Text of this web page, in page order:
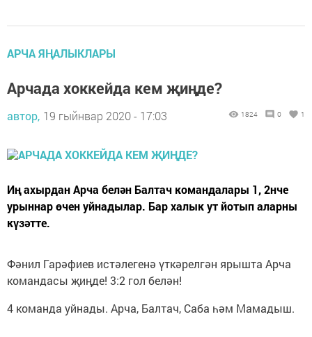
АРЧА ЯҢАЛЫКЛАРЫ
Арчада хоккейда кем җиңде?
автор, 19 гыйнвар 2020 - 17:03 1824 0 1
Иң ахырдан Арча белән Балтач командалары 1, 2нче
урыннар өчен уйнадылар. Бар халык ут йотып аларны
күзәтте.
Фәнил Гарәфиев истәлегенә үткәрелгән ярышта Арча
командасы җиңде! 3:2 гол белән!
4 команда уйнады. Арча, Балтач, Саба һәм Мамадыш.